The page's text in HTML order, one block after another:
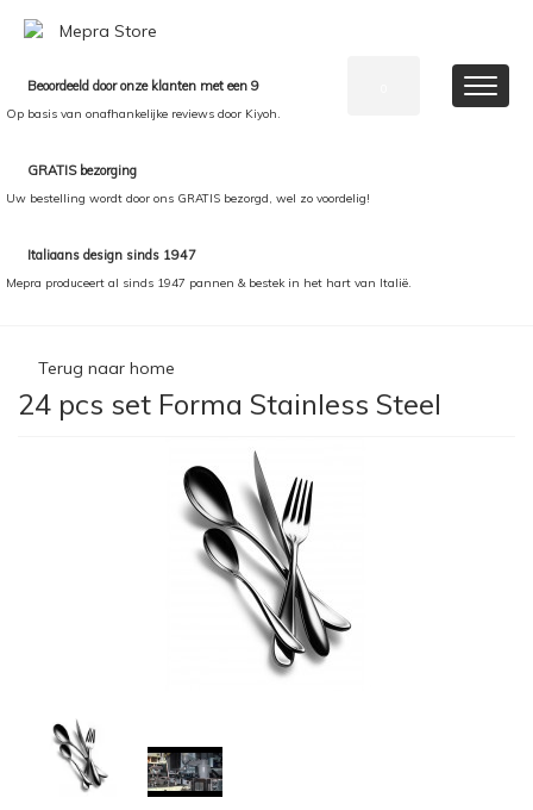
Beoordeeld door onze klanten met een 9
Op basis van onafhankelijke reviews door Kiyoh.
GRATIS bezorging
Uw bestelling wordt door ons GRATIS bezorgd, wel zo voordelig!
Italiaans design sinds 1947
Mepra produceert al sinds 1947 pannen & bestek in het hart van Italië.
Terug naar home
24 pcs set Forma Stainless Steel